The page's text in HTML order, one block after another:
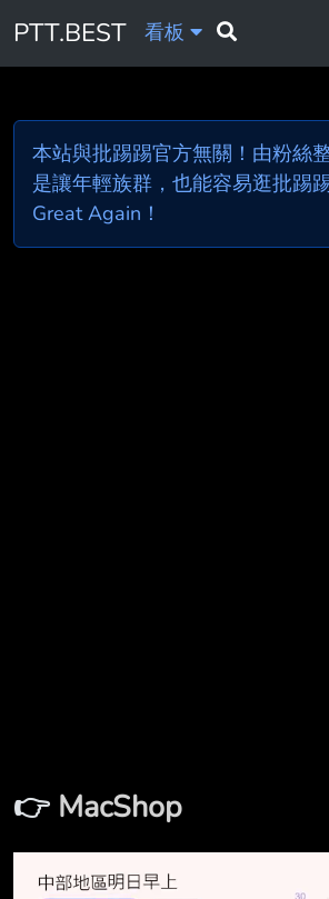
PTT.BEST 看板
本站與批踢踢官方無關！由粉絲
是讓年輕族群，也能容易逛批踢
Great Again！
👉 MacShop